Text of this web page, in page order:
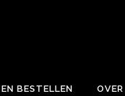
BESTELLEN